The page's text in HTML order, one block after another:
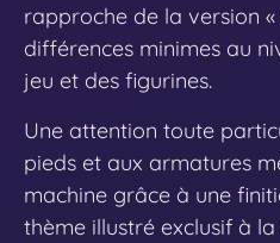
rapproche de la version
différences minimes au
jeu et des figurines.
Une attention toute
pieds et aux armatures
machine grâce à une
thème illustré exclusif à